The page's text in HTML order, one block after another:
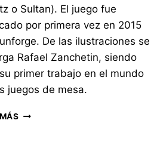
o Sultan). El juego fue
por primera vez en 2015
De las ilustraciones se
Rafael Zanchetin, siendo
primer trabajo en el mundo
juegos de mesa.
RESEÑA: